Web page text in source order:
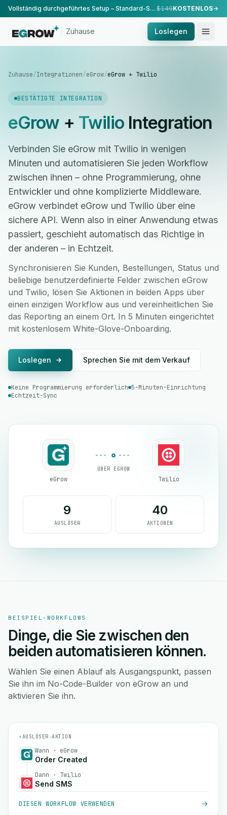
Vollständig durchgeführtes Setup – Standard-Setup, durchgeführt von unserem Team. $149KOSTENLOS
Zuhause Loslegen
Zuhause/Integrationen/eGrow/eGrow + Twilio
BESTÄTIGTE INTEGRATION
eGrow+ TwilioIntegration
Verbinden Sie eGrow mit Twilio in wenigen
Minuten und automatisieren Sie jeden Workflow
zwischen ihnen – ohne Programmierung, ohne
Entwickler und ohne komplizierte Middleware.
eGrow verbindet eGrow und Twilio über eine
sichere API. Wenn also in einer Anwendung etwas
passiert, geschieht automatisch das Richtige in
der anderen – in Echtzeit.
Synchronisieren Sie Kunden, Bestellungen, Status und
beliebige benutzerdefinierte Felder zwischen eGrow
und Twilio, lösen Sie Aktionen in beiden Apps über
einen einzigen Workflow aus und vereinheitlichen Sie
das Reporting an einem Ort. In 5 Minuten eingerichtet
mit kostenlosem White-Glove-Onboarding.
Loslegen Sprechen Sie mit dem Verkauf
Keine Programmierung erforderlich 5-Minuten-Einrichtung
Echtzeit-Sync
eGrow
ÜBER EGROW
Twilio
9
AUSLÖSER
40
AKTIONEN
BEISPIEL-WORKFLOWS
Dinge, die Sie zwischen den
beiden automatisieren können.
Wählen Sie einen Ablauf als Ausgangspunkt, passen
Sie ihn im No-Code-Builder von eGrow an und
aktivieren Sie ihn.
⚡AUSLÖSER→AKTION
Wann · eGrow
Order Created
Dann · Twilio
Send SMS
DIESEN WORKFLOW VERWENDEN